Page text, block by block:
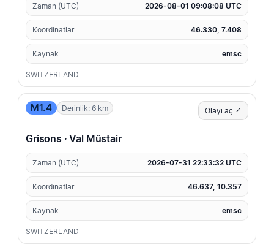
Zaman (UTC) 2026-08-01 09:08:08 UTC
Koordinatlar 46.330, 7.408
Kaynak emsc
SWITZERLAND
M1.4 Derinlik: 6 km Olayı aç ↗
Grisons · Val Müstair
Zaman (UTC) 2026-07-31 22:33:32 UTC
Koordinatlar 46.637, 10.357
Kaynak emsc
SWITZERLAND